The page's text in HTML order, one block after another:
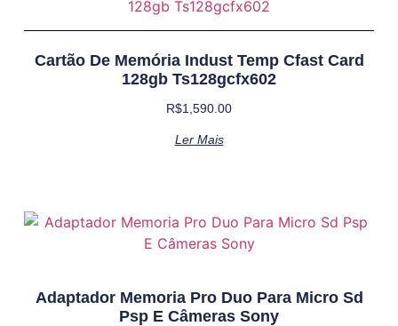
Cartão De Memória Indust Temp Cfast Card
128gb Ts128gcfx602
R$1,590.00
Ler Mais
Adaptador Memoria Pro Duo Para Micro Sd
Psp E Câmeras Sony